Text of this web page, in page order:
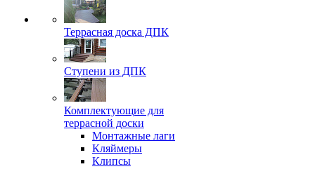
Террасная доска ДПК
Ступени из ДПК
Комплектующие для
террасной доски
Монтажные лаги
Кляймеры
Клипсы